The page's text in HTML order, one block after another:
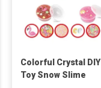
Colorful Crystal DIY
Toy Snow Slime